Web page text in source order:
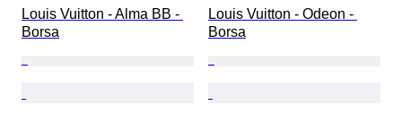
Louis Vuitton - Alma BB -
Borsa
Louis Vuitton - Odeon -
Borsa